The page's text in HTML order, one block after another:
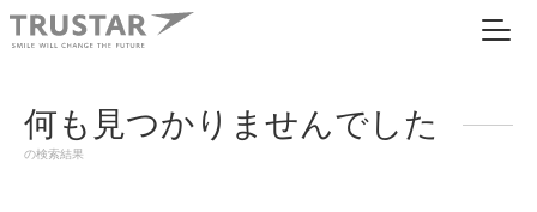
何も見つかりませんでした
の検索結果